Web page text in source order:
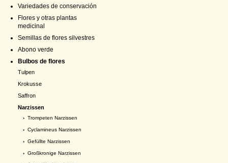
Variedades de conservación
Flores y otras plantas
medicinal
Semillas de flores silvestres
Abono verde
Bulbos de flores
Tulpen
Krokusse
Saffron
Narzissen
› Trompeten Narzissen
› Cyclamineus Narzissen
› Gefüllte Narzissen
› Großkronige Narzissen